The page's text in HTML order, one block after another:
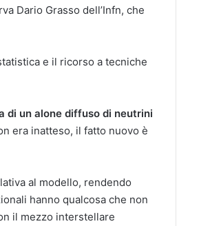
Dario Grasso dell’Infn, che
e il ricorso a tecniche
di un alone diffuso di neutrini
era inatteso, il fatto nuovo è
al modello, rendendo
hanno qualcosa che non
il mezzo interstellare